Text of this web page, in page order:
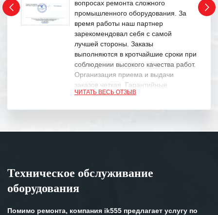
вопросах ремонта сложного
промышленного оборудования. За
время работы наш партнер
зарекомендовал себя с самой
лучшей стороны. Заказы
выполняются в кротчайшие сроки при
соблюдении высокого качества работ.
Организация приема и выдачи
заказов четкая. Гарантийные
обязательства выполняются в
Особенно хочется отметить высокую
клиентоориентированность
готовность помочь в самых сложных
ЧИТАТЬ ВЕСЬ ОТЗЫВ
Техническое обслуживание
оборудования
Помимо ремонта, компания ik555 предлагает услугу по